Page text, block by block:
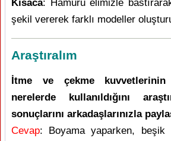
Kısaca: Hamuru elimizle
şekil vererek farklı modeller
Araştıralım
İtme ve çekme
nerelerde kullanıldığını
sonuçlarını arkadaşlarınızla
Cevap: Boyama yaparken, beşik